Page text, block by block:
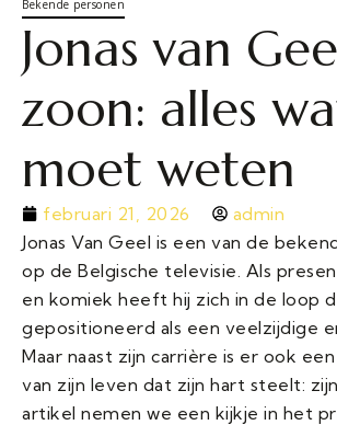
Bekende personen
Jonas van
zoon: alles
moet weten
februari 21, 2026
admin
Jonas Van Geel is een van de
op de Belgische televisie. Als
en komiek heeft hij zich in de loop
gepositioneerd als een veelzijdige
Maar naast zijn carrière is er ook
van zijn leven dat zijn hart steelt:
artikel nemen we een kijkje in het